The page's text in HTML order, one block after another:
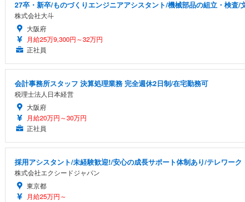
27卒・新卒/ものづくりエンジニアアシスタント/機械部品の組立・検査/
株式会社大斗
大阪府
月給25万9,300円～32万円
正社員
会計事務所スタッフ 決算処理業務 完全週休2日制/在宅勤務可
税理士法人日本経営
大阪府
月給20万円～30万円
正社員
採用アシスタント/未経験歓迎!/安心の成長サポート体制あり/テレワー
株式会社エクシードジャパン
東京都
月給25万円～